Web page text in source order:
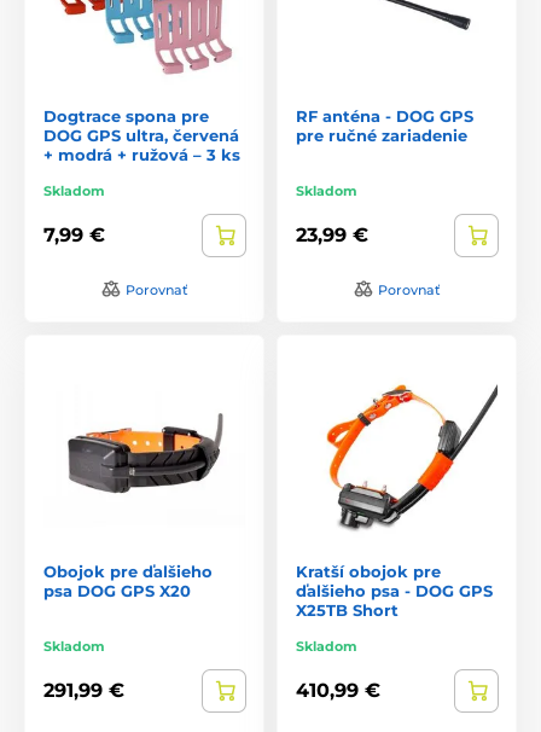
Dogtrace spona pre
DOG GPS ultra, červená
+ modrá + ružová – 3 ks
Skladom
7,99 €
Porovnať
RF anténa - DOG GPS
pre ručné zariadenie
Skladom
23,99 €
Porovnať
Obojok pre ďalšieho
psa DOG GPS X20
Skladom
291,99 €
Kratší obojok pre
ďalšieho psa - DOG GPS
X25TB Short
Skladom
410,99 €